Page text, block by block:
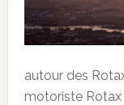
autour des
motoriste